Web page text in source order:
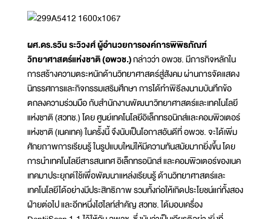
ผศ.ดร.รวิน ระวิวงศ์ ผู้อำนวยการองค์การพิพิธภัณฑ์
วิทยาศาสตร์แห่งชาติ (อพวช.)กล่าวว่า อพวช. มีภารกิจหลักใน
การสร้างความตระหนักด้านวิทยาศาสตร์สู่สังคม ผ่านการจัดแสดง
นิทรรศการและกิจกรรมเสริมศึกษา การได้ทำพิธีลงนามบันทึกข้อ
ตกลงความร่วมมือ กับสำนักงานพัฒนาวิทยาศาสตร์และเทคโนโลยี
แห่งชาติ (สวทช.) โดย ศูนย์เทคโนโลยีอิเล็กทรอนิกส์และคอมพิวเตอร์
แห่งชาติ (เนคเทค) ในครั้งนี้ จึงนับเป็นโอกาสอันดีที่ อพวช. จะได้เพิ่ม
ศักยภาพการเรียนรู้ ในรูปแบบใหม่ให้มีความทันสมัยมากยิ่งขึ้น โดย
การนำเทคโนโลยีสารสนเทศ อิเล็กทรอนิกส์ และคอมพิวเตอร์ของเนค
เทคมาประยุกต์ใช้เพื่อพัฒนาแหล่งเรียนรู้ ด้านวิทยาศาสตร์และ
เทคโนโลยีได้อย่างมีประสิทธิภาพ รวมทั้งก่อให้เกิดประโยชน์แก่ทั้งสอง
ฝ่ายต่อไป และอีกหนึ่งไฮไลท์สำคัญ สวทช. ได้มอบเครื่อง